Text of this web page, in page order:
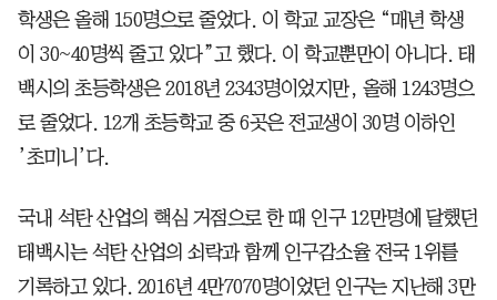
학생은 올해 150명으로 줄었다. 이 학교 교장은 “매년 학생
이 30~40명씩 줄고 있다”고 했다. 이 학교뿐만이 아니다. 태
백시의 초등학생은 2018년 2343명이었지만, 올해 1243명으
로 줄었다. 12개 초등학교 중 6곳은 전교생이 30명 이하인
’초미니’다.
국내 석탄 산업의 핵심 거점으로 한 때 인구 12만명에 달했던
태백시는 석탄 산업의 쇠락과 함께 인구감소율 전국 1위를
기록하고 있다. 2016년 4만7070명이었던 인구는 지난해 3만